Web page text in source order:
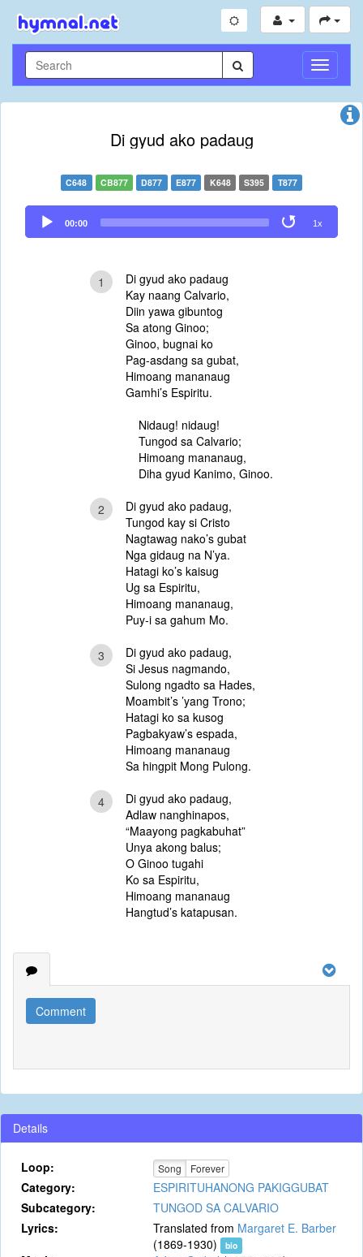
Toggle
Di gyud ako padaug
C648 CB877 D877 E877 K648 S395 T877
Audio
Player
00:00 1x
1
Di gyud ako padaug
Kay naang Calvario,
Diin yawa gibuntog
Sa atong Ginoo;
Ginoo, bugnai ko
Pag-asdang sa gubat,
Himoang mananaug
Gamhi’s Espiritu.
Nidaug! nidaug!
Tungod sa Calvario;
Himoang mananaug,
Diha gyud Kanimo, Ginoo.
2
Di gyud ako padaug,
Tungod kay si Cristo
Nagtawag nako’s gubat
Nga gidaug na N’ya.
Hatagi ko’s kaisug
Ug sa Espiritu,
Himoang mananaug,
Puy-i sa gahum Mo.
3
Di gyud ako padaug,
Si Jesus nagmando,
Sulong ngadto sa Hades,
Moambit’s ’yang Trono;
Hatagi ko sa kusog
Pagbakyaw’s espada,
Himoang mananaug
Sa hingpit Mong Pulong.
4
Di gyud ako padaug,
Adlaw nanghinapos,
“Maayong pagkabuhat”
Unya akong balus;
O Ginoo tugahi
Ko sa Espiritu,
Himoang mananaug
Hangtud’s katapusan.
Comment
Details
Loop: Song Forever
Category:
ESPIRITUHANONG PAKIGGUBAT
Subcategory:
TUNGOD SA CALVARIO
Lyrics:
Translated from Margaret E. Barber
(1869-1930)
bio